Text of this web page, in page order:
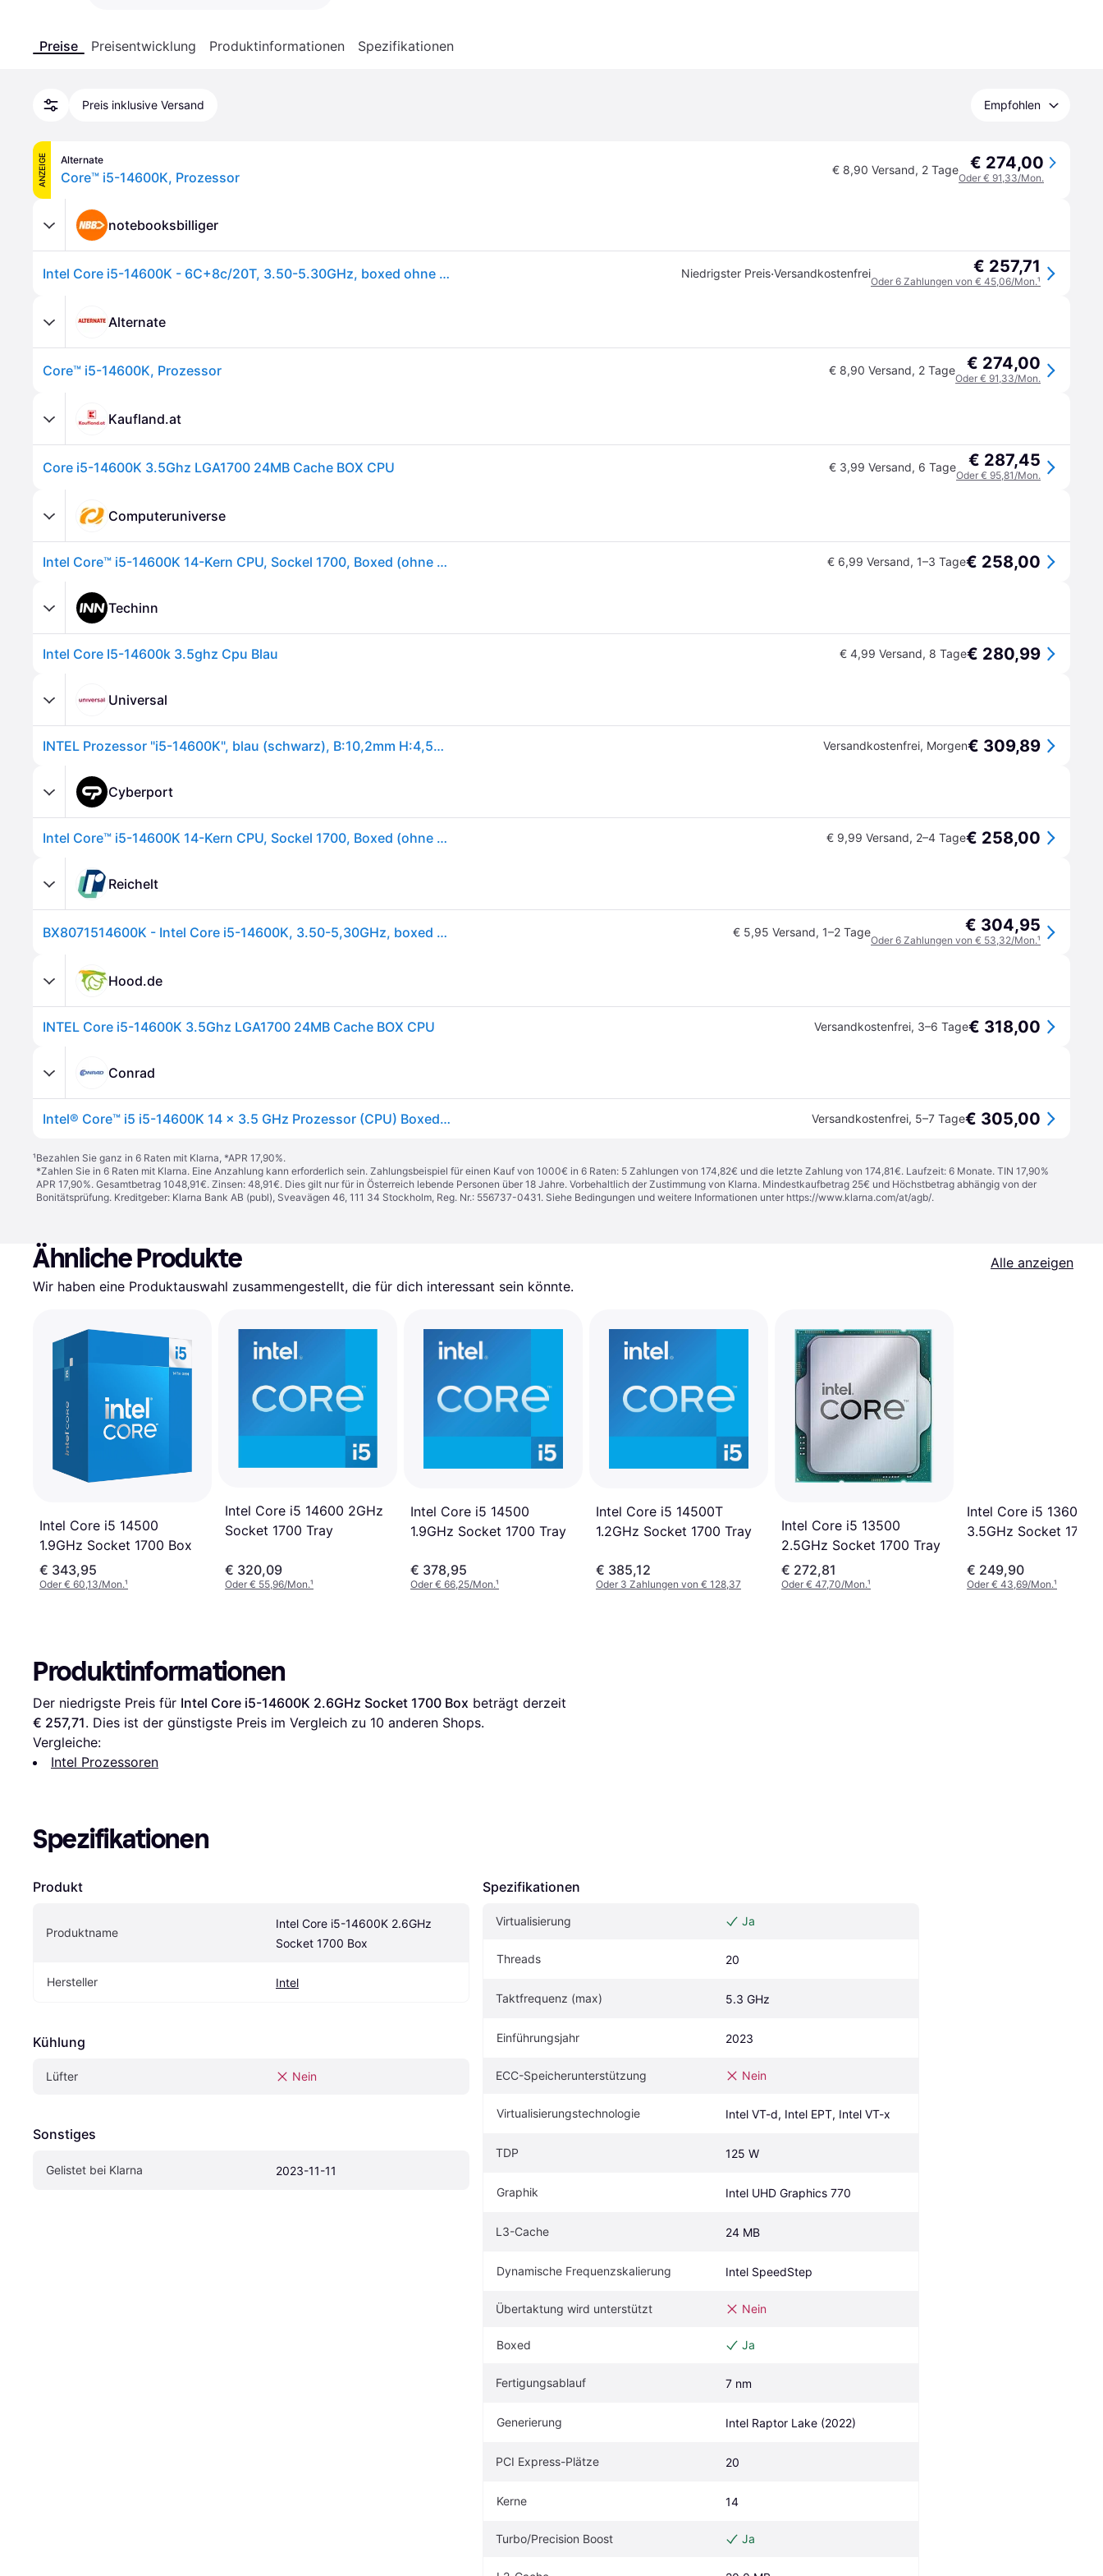
Preise Preisentwicklung Produktinformationen Spezifikationen
Preis inklusive Versand Empfohlen
ANZEIGE Alternate
Core™ i5-14600K, Prozessor € 8,90 Versand, 2 Tage € 274,00
Oder € 91,33/Mon.
notebooksbilliger
Intel Core i5-14600K - 6C+8c/20T, 3.50-5.30GHz, boxed ohne Kühler - Nicht spezifiziert Niedrigster Preis·Versandkostenfrei € 257,71
Oder 6 Zahlungen von € 45,06/Mon.¹
Alternate
Core™ i5-14600K, Prozessor € 8,90 Versand, 2 Tage € 274,00
Oder € 91,33/Mon.
Kaufland.at
Core i5-14600K 3.5Ghz LGA1700 24MB Cache BOX CPU € 3,99 Versand, 6 Tage € 287,45
Oder € 95,81/Mon.
Computeruniverse
Intel Core™ i5-14600K 14-Kern CPU, Sockel 1700, Boxed (ohne Kühler) € 6,99 Versand, 1–3 Tage€ 258,00
Techinn
Intel Core I5-14600k 3.5ghz Cpu Blau € 4,99 Versand, 8 Tage€ 280,99
Universal
INTEL Prozessor "i5-14600K", blau (schwarz), B:10,2mm H:4,5mm T:11,7mm, Prozessoren, Prozessor Versandkostenfrei, Morgen€ 309,89
Cyberport
Intel Core™ i5-14600K 14-Kern CPU, Sockel 1700, Boxed (ohne Kühler) € 9,99 Versand, 2–4 Tage€ 258,00
Reichelt
BX8071514600K - Intel Core i5-14600K, 3.50-5,30GHz, boxed o. Kühler, 1700 € 5,95 Versand, 1–2 Tage € 304,95
Oder 6 Zahlungen von € 53,32/Mon.¹
Hood.de
INTEL Core i5-14600K 3.5Ghz LGA1700 24MB Cache BOX CPU Versandkostenfrei, 3–6 Tage€ 318,00
Conrad
Intel® Core™ i5 i5-14600K 14 x 3.5 GHz Prozessor (CPU) Boxed Sockel (PC): Intel® - [] Versandkostenfrei, 5–7 Tage€ 305,00
¹Bezahlen Sie ganz in 6 Raten mit Klarna, *APR 17,90%.
*Zahlen Sie in 6 Raten mit Klarna. Eine Anzahlung kann erforderlich sein. Zahlungsbeispiel für einen Kauf von 1000€ in 6 Raten: 5 Zahlungen von 174,82€ und die letzte Zahlung von 174,81€. Laufzeit: 6 Monate. TIN 17,90%
APR 17,90%. Gesamtbetrag 1048,91€. Zinsen: 48,91€. Dies gilt nur für in Österreich lebende Personen über 18 Jahre. Vorbehaltlich der Zustimmung von Klarna. Mindestkaufbetrag 25€ und Höchstbetrag abhängig von der
Bonitätsprüfung. Kreditgeber: Klarna Bank AB (publ), Sveavägen 46, 111 34 Stockholm, Reg. Nr.: 556737-0431. Siehe Bedingungen und weitere Informationen unter https://www.klarna.com/at/agb/.
Ähnliche Produkte
Alle anzeigen
Wir haben eine Produktauswahl zusammengestellt, die für dich interessant sein könnte.
Intel Core i5 14500
1.9GHz Socket 1700 Box
€ 343,95
Oder € 60,13/Mon.¹
Intel Core i5 14600 2GHz
Socket 1700 Tray
€ 320,09
Oder € 55,96/Mon.¹
Intel Core i5 14500
1.9GHz Socket 1700 Tray
€ 378,95
Oder € 66,25/Mon.¹
Intel Core i5 14500T
1.2GHz Socket 1700 Tray
€ 385,12
Oder 3 Zahlungen von € 128,37
Intel Core i5 13500
2.5GHz Socket 1700 Tray
€ 272,81
Oder € 47,70/Mon.¹
Intel Core i5 13600K
3.5GHz Socket 1700
€ 249,90
Oder € 43,69/Mon.¹
Produktinformationen
Der niedrigste Preis für Intel Core i5-14600K 2.6GHz Socket 1700 Box
€ 257,71. Dies ist der günstigste Preis im Vergleich zu 10 anderen Shops.
Vergleiche:
Intel Prozessoren
Spezifikationen
Produkt
Produktname
Intel Core i5-14600K 2.6GHz
Socket 1700 Box
Hersteller Intel
Kühlung
Lüfter Nein
Sonstiges
Gelistet bei Klarna 2023-11-11
Spezifikationen
Virtualisierung Ja
Threads 20
Taktfrequenz (max) 5.3 GHz
Einführungsjahr 2023
ECC-Speicherunterstützung Nein
Virtualisierungstechnologie Intel VT-d, Intel EPT, Intel VT-x
TDP 125 W
Graphik Intel UHD Graphics 770
L3-Cache 24 MB
Dynamische Frequenzskalierung Intel SpeedStep
Übertaktung wird unterstützt Nein
Boxed Ja
Fertigungsablauf 7 nm
Generierung Intel Raptor Lake (2022)
PCI Express-Plätze 20
Kerne 14
Turbo/Precision Boost Ja